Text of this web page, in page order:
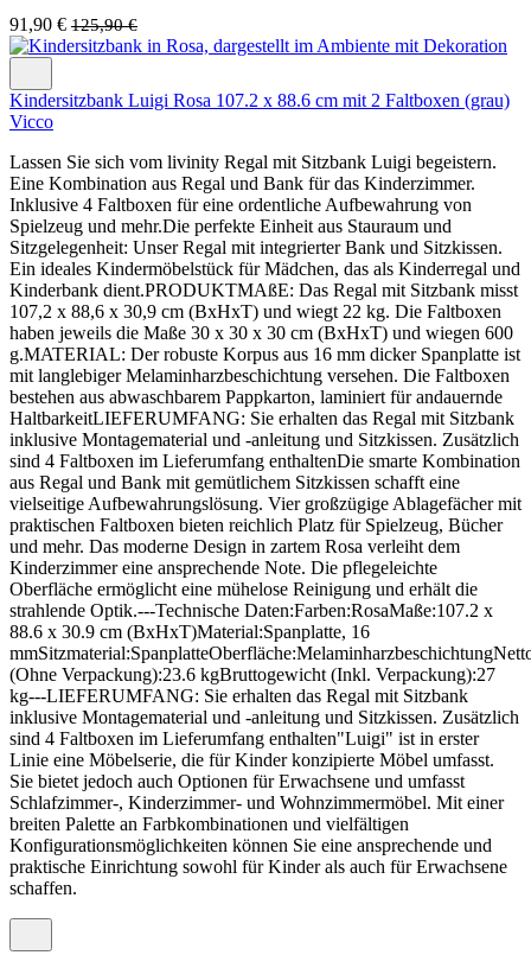
91,90 € 125,90 €
Kindersitzbank Luigi Rosa 107.2 x 88.6 cm mit 2 Faltboxen (grau)
Vicco
Lassen Sie sich vom livinity Regal mit Sitzbank Luigi begeistern.
Eine Kombination aus Regal und Bank für das Kinderzimmer.
Inklusive 4 Faltboxen für eine ordentliche Aufbewahrung von
Spielzeug und mehr.Die perfekte Einheit aus Stauraum und
Sitzgelegenheit: Unser Regal mit integrierter Bank und Sitzkissen.
Ein ideales Kindermöbelstück für Mädchen, das als Kinderregal und
Kinderbank dient.PRODUKTMAßE: Das Regal mit Sitzbank misst
107,2 x 88,6 x 30,9 cm (BxHxT) und wiegt 22 kg. Die Faltboxen
haben jeweils die Maße 30 x 30 x 30 cm (BxHxT) und wiegen 600
g.MATERIAL: Der robuste Korpus aus 16 mm dicker Spanplatte ist
mit langlebiger Melaminharzbeschichtung versehen. Die Faltboxen
bestehen aus abwaschbarem Pappkarton, laminiert für andauernde
HaltbarkeitLIEFERUMFANG: Sie erhalten das Regal mit Sitzbank
inklusive Montagematerial und -anleitung und Sitzkissen. Zusätzlich
sind 4 Faltboxen im Lieferumfang enthaltenDie smarte Kombination
aus Regal und Bank mit gemütlichem Sitzkissen schafft eine
vielseitige Aufbewahrungslösung. Vier großzügige Ablagefächer mit
praktischen Faltboxen bieten reichlich Platz für Spielzeug, Bücher
und mehr. Das moderne Design in zartem Rosa verleiht dem
Kinderzimmer eine ansprechende Note. Die pflegeleichte
Oberfläche ermöglicht eine mühelose Reinigung und erhält die
strahlende Optik.---Technische Daten:Farben:RosaMaße:107.2 x
88.6 x 30.9 cm (BxHxT)Material:Spanplatte, 16
(Ohne Verpackung):23.6 kgBruttogewicht (Inkl. Verpackung):27
kg---LIEFERUMFANG: Sie erhalten das Regal mit Sitzbank
inklusive Montagematerial und -anleitung und Sitzkissen. Zusätzlich
sind 4 Faltboxen im Lieferumfang enthalten"Luigi" ist in erster
Linie eine Möbelserie, die für Kinder konzipierte Möbel umfasst.
Sie bietet jedoch auch Optionen für Erwachsene und umfasst
Schlafzimmer-, Kinderzimmer- und Wohnzimmermöbel. Mit einer
breiten Palette an Farbkombinationen und vielfältigen
Konfigurationsmöglichkeiten können Sie eine ansprechende und
praktische Einrichtung sowohl für Kinder als auch für Erwachsene
schaffen.